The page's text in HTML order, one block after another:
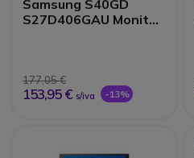
Samsung S40GD
S27D406GAU Monitor
177,05 €
153,95 € s/iva -13%